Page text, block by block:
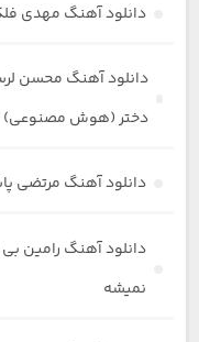
دانلود آهنگ مهدی
دانلود آهنگ محسن
دختر (هوش مصنوعی)
دانلود آهنگ مرتضی
دانلود آهنگ رامین
نمیشه